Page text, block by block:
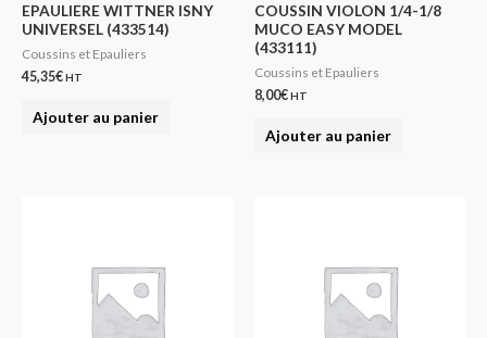
EPAULIERE WITTNER ISNY
UNIVERSEL (433514)
Coussins et Epauliers
45,35€HT
Ajouter au panier
COUSSIN VIOLON 1/4-1/8
MUCO EASY MODEL
(433111)
Coussins et Epauliers
8,00€HT
Ajouter au panier